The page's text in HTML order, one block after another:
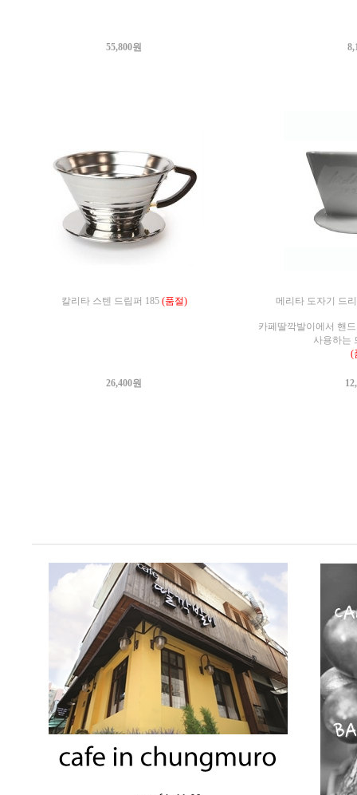
55,800원
칼리타 스텐 드립퍼 185 (품절)
26,400원
메리타 도자기 드
카페딸깍발이에서 핸
사용하는
(